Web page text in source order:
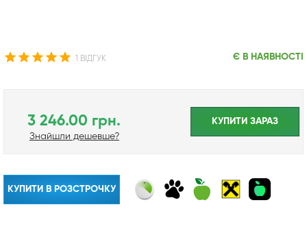
1 ВІДГУК Є В НАЯВНОСТІ
3 246.00 грн.
Знайшли дешевше?
КУПИТИ ЗАРАЗ
КУПИТИ В РОЗСТРОЧКУ